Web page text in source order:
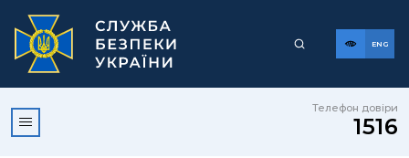
ENG
Телефон довіри
1516